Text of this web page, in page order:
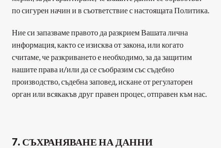
по сигурен начин и в съответствие с настоящата Политика.
Ние си запазваме правото да разкрием Вашата лична
информация, както се изисква от закона, или когато
считаме, че разкриването е необходимо, за да защитим
нашите права и/или да се съобразим със съдебно
производство, съдебна заповед, искане от регулаторен
орган или всякакъв друг правен процес, отправен към нас.
﻿7. СЪХРАНЯВАНЕ НА ДАННИ